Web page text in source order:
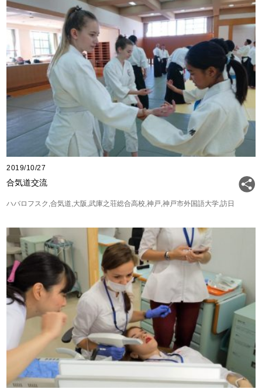
2019/10/27
合気道交流
ハバロフスク 合気道 大阪 武庫之荘総合高校 神戸 神戸市外国語大学 訪日